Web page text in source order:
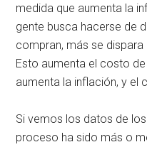
medida que aumenta la
gente busca hacerse de
compran, más se
Esto aumenta el costo
aumenta la inflación, y el
Si vemos los datos de
proceso ha sido más o